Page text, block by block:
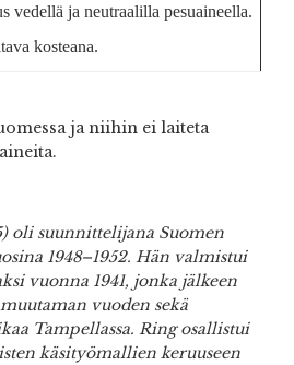
vedellä ja neutraalilla pesuaineella.
kosteana.
ja niihin ei laiteta
oli suunnittelijana Suomen
1948–1952. Hän valmistui
vuonna 1941, jonka jälkeen
vuoden sekä
Tampellassa. Ring osallistui
käsityömallien keruuseen